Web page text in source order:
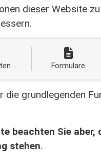
uns:dieser Website
Formulare
grundlegenden
beachten Sie aber,
stehen.